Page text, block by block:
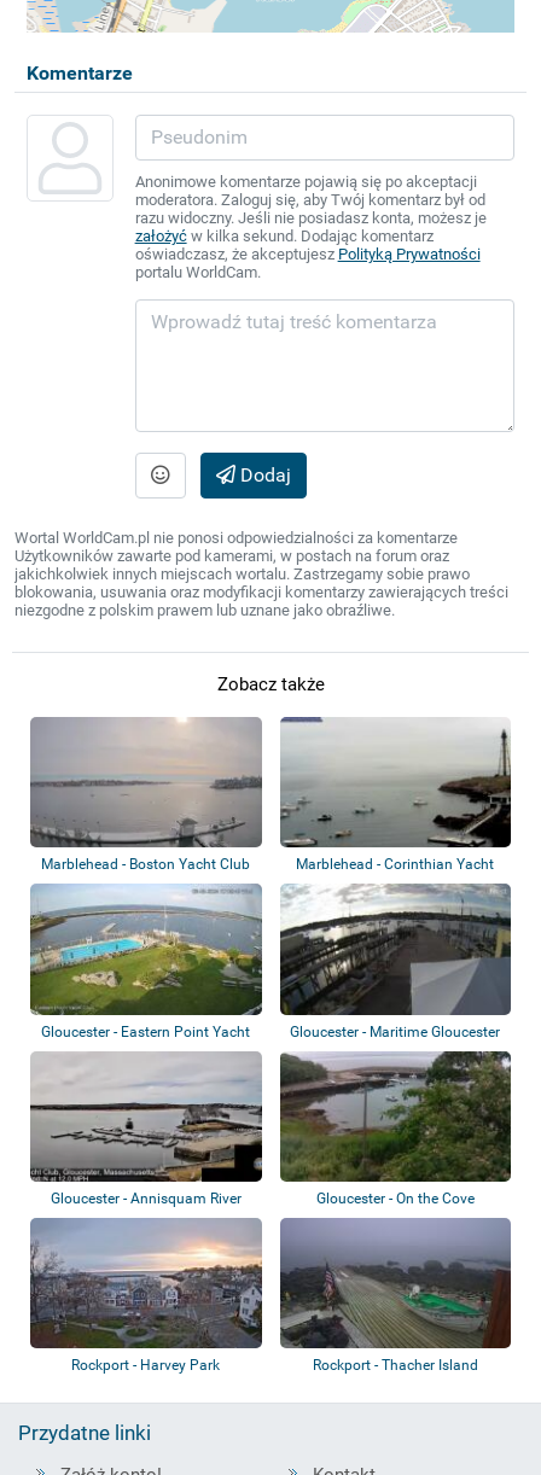
Komentarze
Anonimowe komentarze pojawią się po akceptacji
moderatora. Zaloguj się, aby Twój komentarz był od
razu widoczny. Jeśli nie posiadasz konta, możesz je
założyćw kilka sekund. Dodając komentarz
oświadczasz, że akceptujesz Polityką Prywatności
portalu WorldCam.
Dodaj
Wortal WorldCam.pl nie ponosi odpowiedzialności za komentarze
Użytkowników zawarte pod kamerami, w postach na forum oraz
jakichkolwiek innych miejscach wortalu. Zastrzegamy sobie prawo
blokowania, usuwania oraz modyfikacji komentarzy zawierających treści
niezgodne z polskim prawem lub uznane jako obraźliwe.
Zobacz także
Marblehead - Boston Yacht Club
Marblehead - Corinthian Yacht
Club
Gloucester - Eastern Point Yacht
Club
Gloucester - Maritime Gloucester
Gloucester - Annisquam River Gloucester - On the Cove
Rockport - Harvey Park Rockport - Thacher Island
Przydatne linki